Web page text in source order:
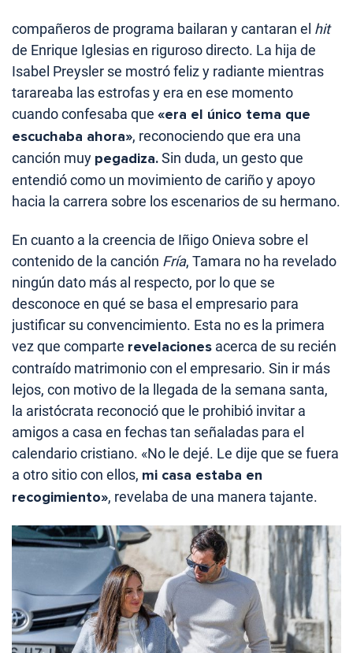
compañeros de programa bailaran y cantaran el hit
de Enrique Iglesias en riguroso directo. La hija de
Isabel Preysler se mostró feliz y radiante mientras
tarareaba las estrofas y era en ese momento
cuando confesaba que «era el único tema que
escuchaba ahora», reconociendo que era una
canción muy pegadiza.Sin duda, un gesto que
entendió como un movimiento de cariño y apoyo
hacia la carrera sobre los escenarios de su hermano.
En cuanto a la creencia de Iñigo Onieva sobre el
contenido de la canción Fría, Tamara no ha revelado
ningún dato más al respecto, por lo que se
desconoce en qué se basa el empresario para
justificar su convencimiento. Esta no es la primera
vez que comparte revelaciones acerca de su recién
contraído matrimonio con el empresario. Sin ir más
lejos, con motivo de la llegada de la semana santa,
la aristócrata reconoció que le prohibió invitar a
amigos a casa en fechas tan señaladas para el
calendario cristiano. «No le dejé. Le dije que se fuera
a otro sitio con ellos, mi casa estaba en
recogimiento», revelaba de una manera tajante.